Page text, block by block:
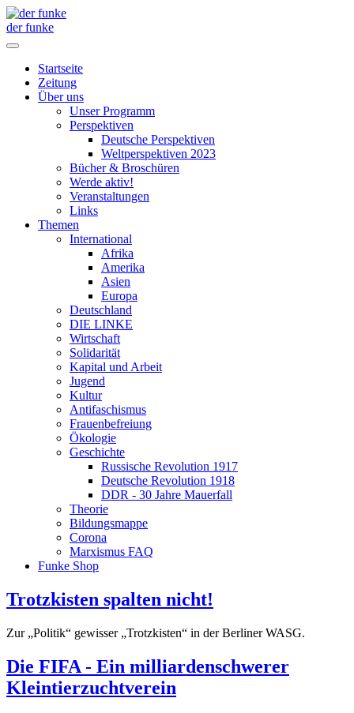
der funke
Startseite
Zeitung
Über uns
Unser Programm
Perspektiven
Deutsche Perspektiven
Weltperspektiven 2023
Bücher & Broschüren
Werde aktiv!
Veranstaltungen
Links
Themen
International
Afrika
Amerika
Asien
Europa
Deutschland
DIE LINKE
Wirtschaft
Solidarität
Kapital und Arbeit
Jugend
Kultur
Antifaschismus
Frauenbefreiung
Ökologie
Geschichte
Russische Revolution 1917
Deutsche Revolution 1918
DDR - 30 Jahre Mauerfall
Theorie
Bildungsmappe
Corona
Marxismus FAQ
Funke Shop
Trotzkisten spalten nicht!
Zur „Politik“ gewisser „Trotzkisten“ in der Berliner WASG.
Die FIFA - Ein milliardenschwerer
Kleintierzuchtverein